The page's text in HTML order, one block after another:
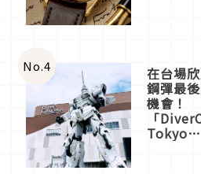
No.4 在台場
鋼彈最
機會！
「
Tokyo